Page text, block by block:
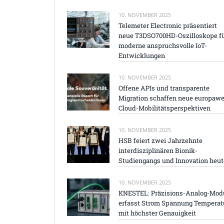
10. NOVEMBER 2025
Telemeter Electronic präsentiert
neue T3DSO700HD-Oszilloskope
moderne anspruchsvolle IoT-
Entwicklungen
10. NOVEMBER 2025
Offene APIs und transparente
Migration schaffen neue
Cloud-Mobilitätsperspektiven
10. NOVEMBER 2025
HSB feiert zwei Jahrzehnte
interdisziplinären Bionik-
Studiengangs und Innovation
10. NOVEMBER 2025
KNESTEL: Präzisions-Analog-
erfasst Strom Spannung
mit höchster Genauigkeit